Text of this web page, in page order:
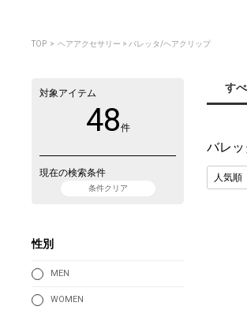
TOP > ヘアアクセサリー > バレッタ/ヘアクリップ
す
バレ
対象アイテム
48件
現在の検索条件
条件クリア
性別
MEN
WOMEN